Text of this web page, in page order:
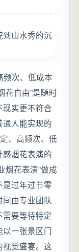
频次、低成本
花自由”是随时
实更不符合
人能实现的
、高频次、低
烟花表演的
烟花表演”做成
过年过节零
由专业团队
要等待特定
一张景区门
觉盛宴。这